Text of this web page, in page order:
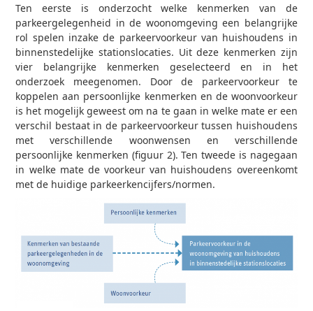
Ten eerste is onderzocht welke kenmerken van de
parkeergelegenheid in de woonomgeving een belangrijke
rol spelen inzake de parkeervoorkeur van huishoudens in
binnenstedelijke stationslocaties. Uit deze kenmerken zijn
vier belangrijke kenmerken geselecteerd en in het
onderzoek meegenomen. Door de parkeervoorkeur te
koppelen aan persoonlijke kenmerken en de woonvoorkeur
is het mogelijk geweest om na te gaan in welke mate er een
verschil bestaat in de parkeervoorkeur tussen huishoudens
met verschillende woonwensen en verschillende
persoonlijke kenmerken (figuur 2). Ten tweede is nagegaan
in welke mate de voorkeur van huishoudens overeenkomt
met de huidige parkeerkencijfers/normen.